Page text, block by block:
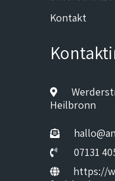
Kontakt
Heilbronn
07131
https://